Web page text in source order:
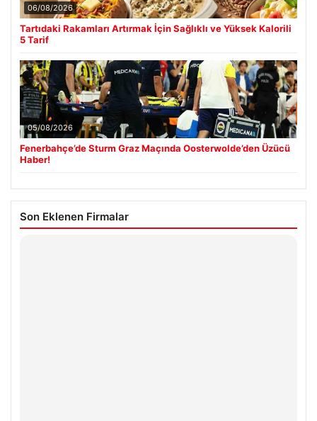
06/08/2026
Tartıdaki Rakamları Artırmak İçin Sağlıklı ve Yüksek Kalorili
5 Tarif
05/08/2026
Fenerbahçe’de Sturm Graz Maçında Oosterwolde’den Üzücü
Haber!
Son Eklenen Firmalar